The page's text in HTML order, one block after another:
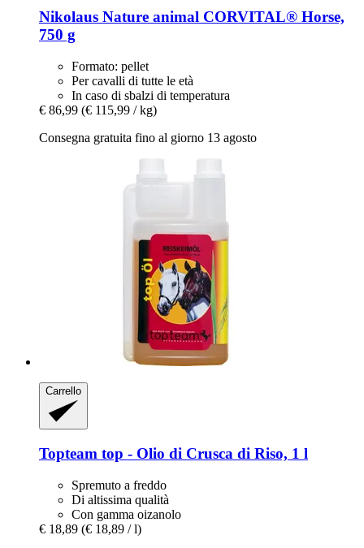
Nikolaus Nature animal CORVITAL® Horse,
750 g
Formato: pellet
Per cavalli di tutte le età
In caso di sbalzi di temperatura
€ 86,99 (€ 115,99 / kg)
Consegna gratuita fino al giorno 13 agosto
Carrello
Topteam top -​ Olio di Crusca di Riso, 1 l
Spremuto a freddo
Di altissima qualità
Con gamma oizanolo
€ 18,89 (€ 18,89 / l)